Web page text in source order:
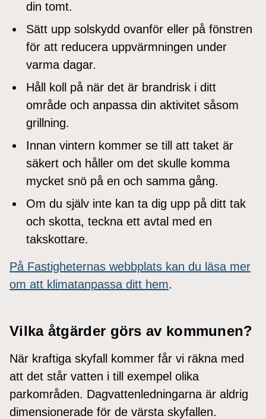
din tomt.
Sätt upp solskydd ovanför eller på fönstren
för att reducera uppvärmningen under
varma dagar.
Håll koll på när det är brandrisk i ditt
område och anpassa din aktivitet såsom
grillning.
Innan vintern kommer se till att taket är
säkert och håller om det skulle komma
mycket snö på en och samma gång.
Om du själv inte kan ta dig upp på ditt tak
och skotta, teckna ett avtal med en
takskottare.
På Fastigheternas webbplats kan du läsa mer
om att klimatanpassa ditt hem.
Vilka åtgärder görs av kommunen?
När kraftiga skyfall kommer får vi räkna med
att det står vatten i till exempel olika
parkområden. Dagvattenledningarna är aldrig
dimensionerade för de värsta skyfallen.